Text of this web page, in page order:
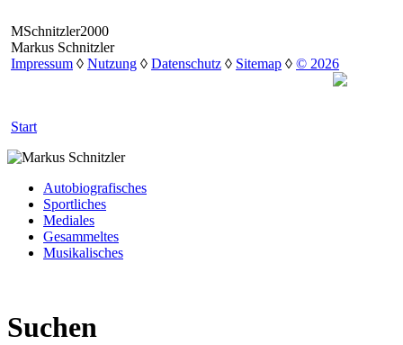
MSchnitzler2000
Markus Schnitzler
Impressum ◊ Nutzung ◊ Datenschutz ◊ Sitemap ◊ © 2026
Start
Autobiografisches
Sportliches
Mediales
Gesammeltes
Musikalisches
Suchen